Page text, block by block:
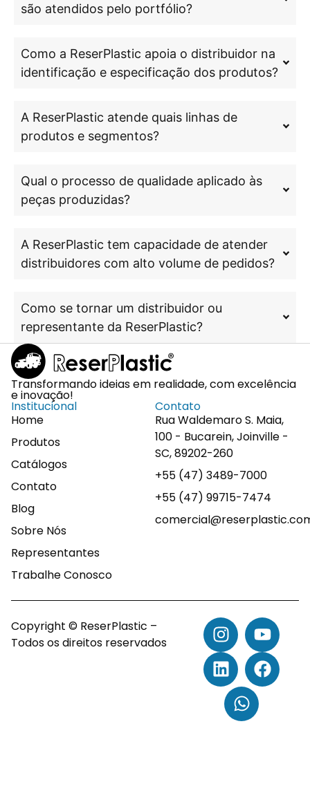
são atendidos pelo portfólio?
Como a ReserPlastic apoia o distribuidor na
identificação e especificação dos produtos?
A ReserPlastic atende quais linhas de
produtos e segmentos?
Qual o processo de qualidade aplicado às
peças produzidas?
A ReserPlastic tem capacidade de atender
distribuidores com alto volume de pedidos?
Como se tornar um distribuidor ou
representante da ReserPlastic?
Transformando ideias em realidade, com excelência
e inovação!
Institucional
Home
Produtos
Catálogos
Contato
Blog
Sobre Nós
Representantes
Trabalhe Conosco
Contato
Rua Waldemaro S. Maia,
100 - Bucarein, Joinville -
SC, 89202-260
+55 (47) 3489-7000
+55 (47) 99715-7474
Copyright © ReserPlastic –
Todos os direitos reservados